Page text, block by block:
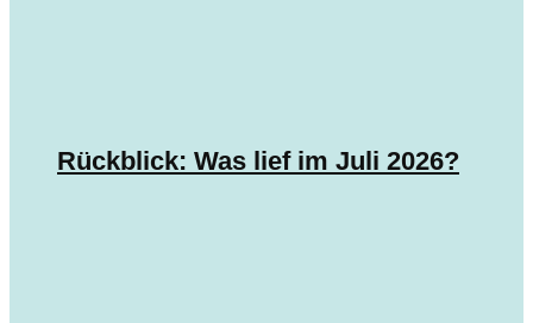
Rückblick: Was lief im Juli 2026?